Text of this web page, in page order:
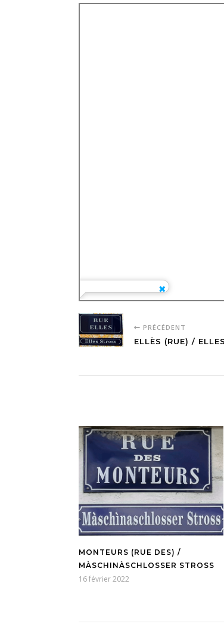
PRÉCÉDENT
ELLÈS (RUE) /
MONTEURS (RUE DES) /
MÀSCHINÀSCHLOSSER STROSS
16 février 2022